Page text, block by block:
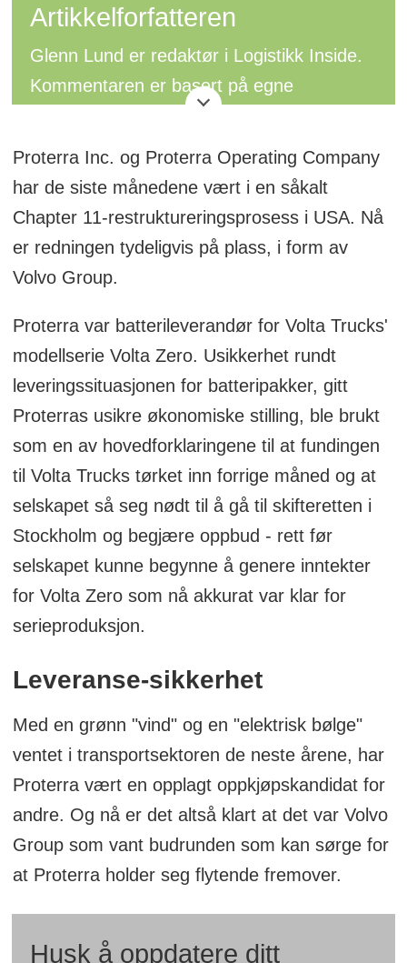
Artikkelforfatteren
Glenn Lund er redaktør i Logistikk Inside.
Kommentaren er basert på egne
Proterra Inc. og Proterra Operating Company
har de siste månedene vært i en såkalt
Chapter 11-restruktureringsprosess i USA. Nå
er redningen tydeligvis på plass, i form av
Volvo Group.
Proterra var batterileverandør for Volta Trucks'
modellserie Volta Zero. Usikkerhet rundt
leveringssituasjonen for batteripakker, gitt
Proterras usikre økonomiske stilling, ble brukt
som en av hovedforklaringene til at fundingen
til Volta Trucks tørket inn forrige måned og at
selskapet så seg nødt til å gå til skifteretten i
Stockholm og begjære oppbud - rett før
selskapet kunne begynne å genere inntekter
for Volta Zero som nå akkurat var klar for
serieproduksjon.
Leveranse-sikkerhet
Med en grønn "vind" og en "elektrisk bølge"
ventet i transportsektoren de neste årene, har
Proterra vært en opplagt oppkjøpskandidat for
andre. Og nå er det altså klart at det var Volvo
Group som vant budrunden som kan sørge for
at Proterra holder seg flytende fremover.
Husk å oppdatere ditt